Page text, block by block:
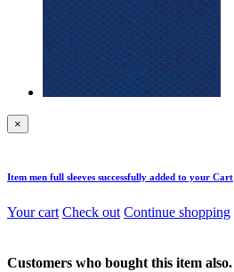
×
Item men full sleeves successfully added to your Cart
Your cart Check out Continue shopping
Customers who bought this item also.